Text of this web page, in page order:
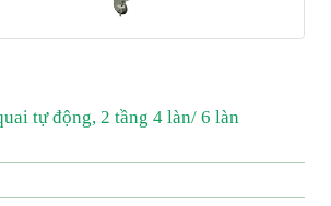
tự động, 2 tầng 4 làn/ 6 làn